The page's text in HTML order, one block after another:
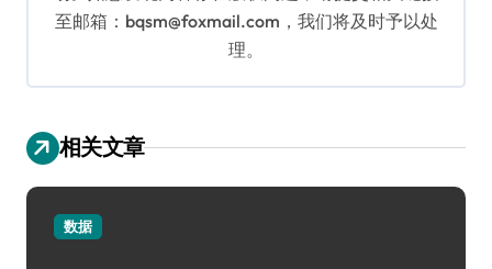
至邮箱：bqsm@foxmail.com，我们将及时予以处
理。
相关文章
数据